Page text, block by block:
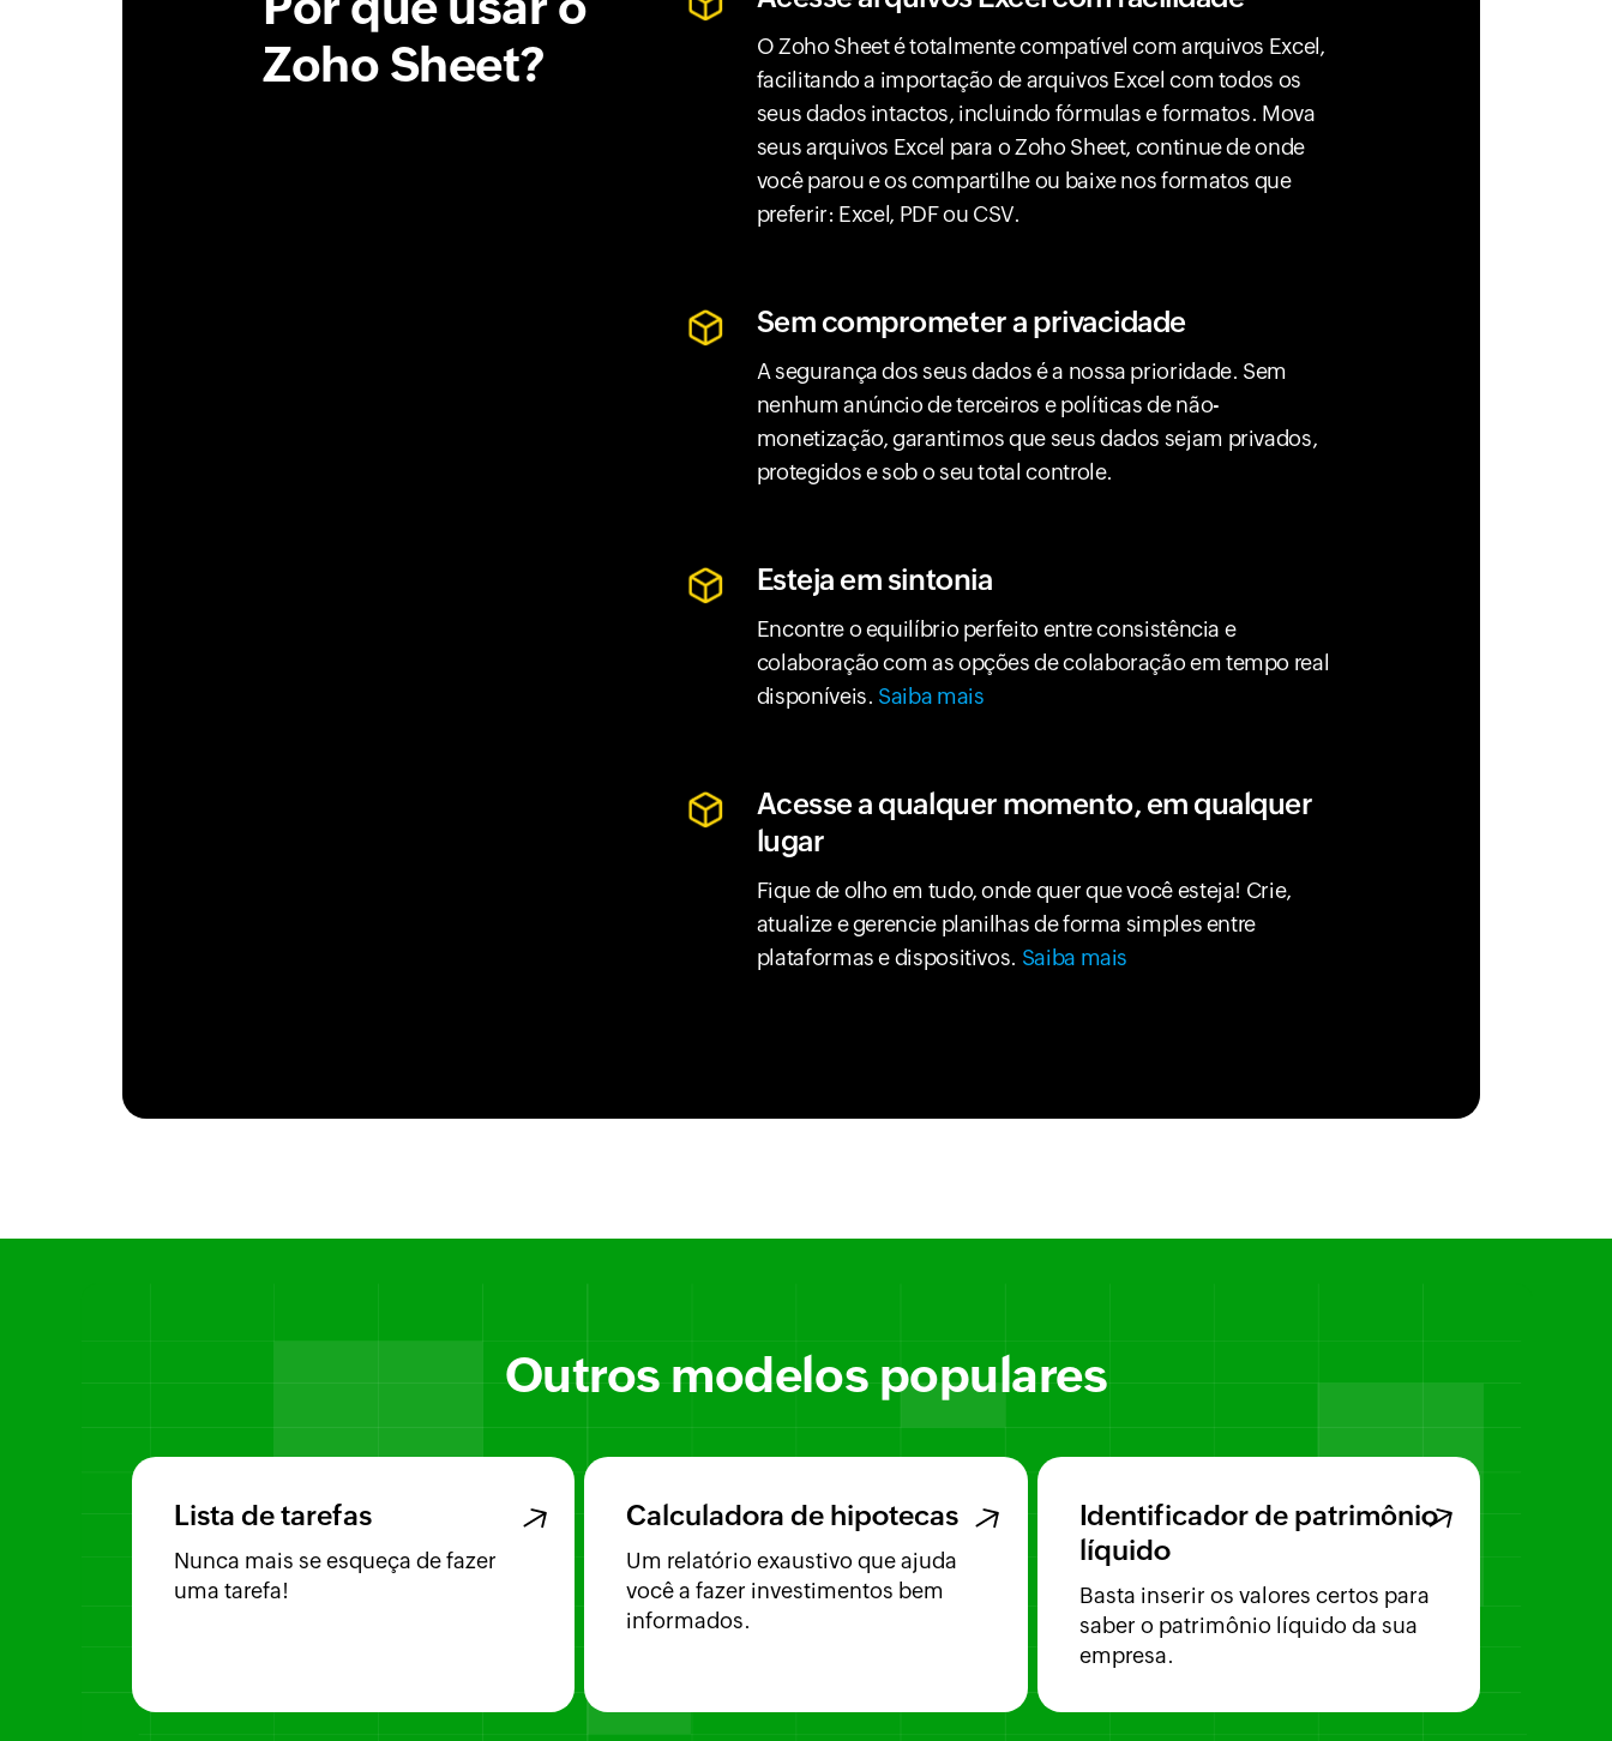
Zoho Sheet?
O Zoho Sheet é totalmente compatível com arquivos Excel,
facilitando a importação de arquivos Excel com todos os
seus dados intactos, incluindo fórmulas e formatos. Mova
seus arquivos Excel para o Zoho Sheet, continue de onde
você parou e os compartilhe ou baixe nos formatos que
preferir: Excel, PDF ou CSV.
Sem comprometer a privacidade
A segurança dos seus dados é a nossa prioridade. Sem
nenhum anúncio de terceiros e políticas de não-
monetização, garantimos que seus dados sejam privados,
protegidos e sob o seu total controle.
Esteja em sintonia
Encontre o equilíbrio perfeito entre consistência e
colaboração com as opções de colaboração em tempo real
disponíveis. Saiba mais
Acesse a qualquer momento, em qualquer
lugar
Fique de olho em tudo, onde quer que você esteja! Crie,
atualize e gerencie planilhas de forma simples entre
plataformas e dispositivos. Saiba mais
Outros modelos populares
Lista de tarefas
Nunca mais se esqueça de fazer
uma tarefa!
Calculadora de hipotecas
Um relatório exaustivo que ajuda
você a fazer investimentos bem
informados.
Identificador de patrimônio
líquido
Basta inserir os valores certos para
saber o patrimônio líquido da sua
empresa.